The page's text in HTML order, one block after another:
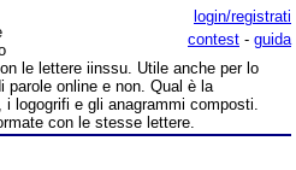
login/registrati
contest - guida
le lettere iinssu. Utile anche per lo
parole online e non. Qual è la
logogrifi e gli anagrammi composti.
con le stesse lettere.